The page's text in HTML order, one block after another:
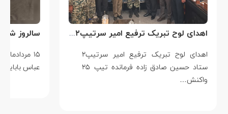
اهدای لوح تبریک ترفیع امیر سرتیپ۲ ستاد حسین صادق زاده فرمانده تیپ ۲۵ واکنش سریع شهید آبگون نزاجا مستقر در تبریز
اهدای لوح تبریک ترفیع امیر سرتیپ۲
ستاد حسین صادق زاده فرمانده تیپ ۲۵
واکنش…
۱۵
عباس بابایی